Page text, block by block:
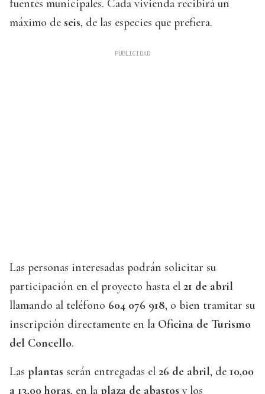
fuentes municipales. Cada vivienda recibirá un
máximo de seis, de las especies que prefiera.
Las personas interesadas podrán solicitar su
participación en el proyecto hasta el 21 de abril
llamando al teléfono 604 076 918, o bien tramitar su
inscripción directamente en la Oficina de Turismo
del Concello.
Las plantas serán entregadas el 26 de abril, de 10,00
a 13,00 horas, en la plaza de abastos y los